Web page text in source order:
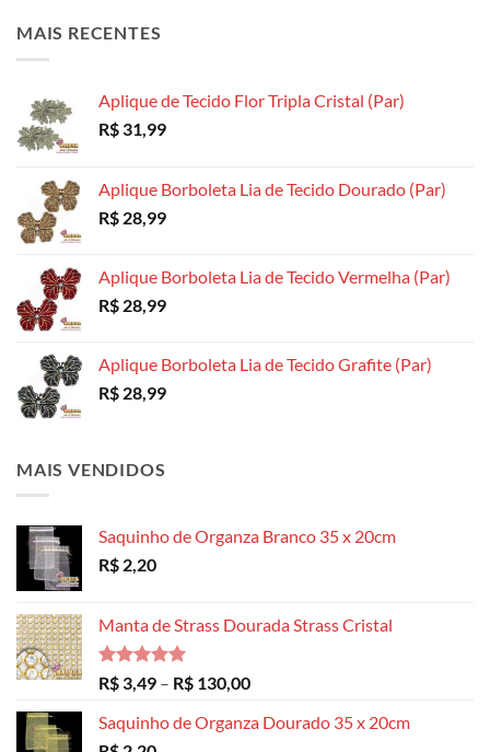
ser
página
do
na
na
MAIS RECENTES
Aplique de Tecido Flor Tripla Cristal (Par)
R$ 31,99
Aplique Borboleta Lia de Tecido Dourado (Par)
R$ 28,99
Aplique Borboleta Lia de Tecido Vermelha (Par)
R$ 28,99
Aplique Borboleta Lia de Tecido Grafite (Par)
R$ 28,99
MAIS VENDIDOS
Saquinho de Organza Branco 35 x 20cm
R$ 2,20
Manta de Strass Dourada Strass Cristal
Avaliação
5.00
de 5
R$ 3,49 – R$ 130,00Faixa
preço:
Saquinho de Organza Dourado 35 x 20cm